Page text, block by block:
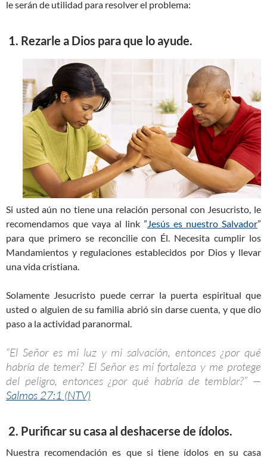
le serán de utilidad para resolver el problema:
1. Rezarle a Dios para que lo ayude.
Si usted aún no tiene una relación personal con Jesucristo, le
recomendamos que vaya al link ”Jesús es nuestro Salvador”
para que primero se reconcilie con Él. Necesita cumplir los
Mandamientos y regulaciones establecidos por Dios y llevar
una vida cristiana.
Solamente Jesucristo puede cerrar la puerta espiritual que
usted o alguien de su familia abrió sin darse cuenta, y que dio
paso a la actividad paranormal.
“El Señor es mi luz y mi salvación, entonces ¿por qué
habría de temer? El Señor es mi fortaleza y me protege
del peligro, entonces ¿por qué habría de temblar?” —
Salmos 27:1 (NTV)
2. Purificar su casa al deshacerse de ídolos.
Nuestra recomendación es que si tiene ídolos en su casa